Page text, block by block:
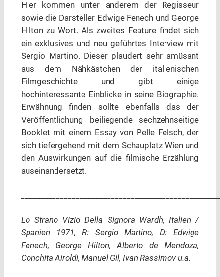
Hier kommen unter anderem der Regisseur
sowie die Darsteller Edwige Fenech und George
Hilton zu Wort. Als zweites Feature findet sich
ein exklusives und neu geführtes Interview mit
Sergio Martino. Dieser plaudert sehr amüsant
aus dem Nähkästchen der italienischen
Filmgeschichte und gibt einige
hochinteressante Einblicke in seine Biographie.
Erwähnung finden sollte ebenfalls das der
Veröffentlichung beiliegende sechzehnseitige
Booklet mit einem Essay von Pelle Felsch, der
sich tiefergehend mit dem Schauplatz Wien und
den Auswirkungen auf die filmische Erzählung
auseinandersetzt.
Lo Strano Vizio Della Signora Wardh, Italien /
Spanien 1971, R: Sergio Martino, D: Edwige
Fenech, George Hilton, Alberto de Mendoza,
Conchita Airoldi, Manuel Gil, Ivan Rassimov u.a.